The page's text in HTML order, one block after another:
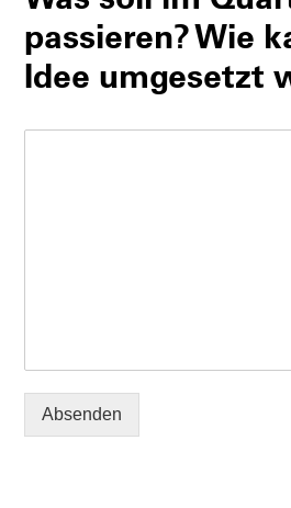
passieren? Wie
Idee umgesetzt
Absenden